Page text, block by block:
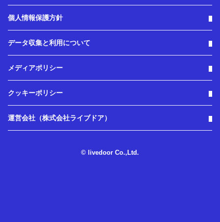
個人情報保護方針
データ収集と利用について
メディアポリシー
クッキーポリシー
運営会社（株式会社ライブドア）
© livedoor Co.,Ltd.